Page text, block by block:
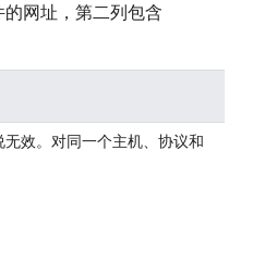
网址，第二列包含
效。对同一个主机、协议和